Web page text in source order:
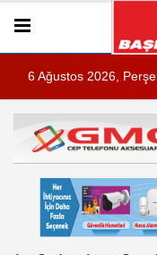
6 Ağustos 2026,